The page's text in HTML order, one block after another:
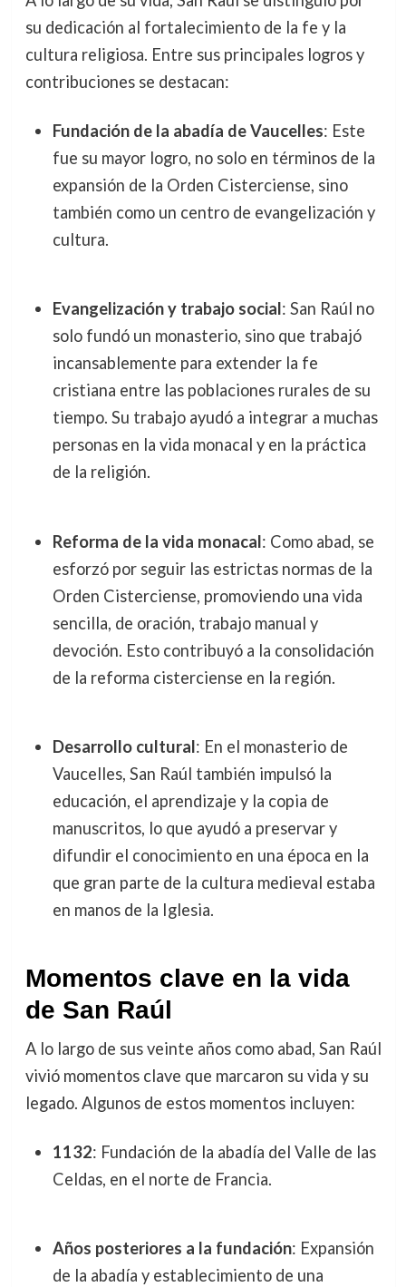
su dedicación al fortalecimiento de la fe y la
cultura religiosa. Entre sus principales logros y
contribuciones se destacan:
Fundación de la abadía de Vaucelles: Este
fue su mayor logro, no solo en términos de la
expansión de la Orden Cisterciense, sino
también como un centro de evangelización y
cultura.
Evangelización y trabajo social: San Raúl no
solo fundó un monasterio, sino que trabajó
incansablemente para extender la fe
cristiana entre las poblaciones rurales de su
tiempo. Su trabajo ayudó a integrar a muchas
personas en la vida monacal y en la práctica
de la religión.
Reforma de la vida monacal: Como abad, se
esforzó por seguir las estrictas normas de la
Orden Cisterciense, promoviendo una vida
sencilla, de oración, trabajo manual y
devoción. Esto contribuyó a la consolidación
de la reforma cisterciense en la región.
Desarrollo cultural: En el monasterio de
Vaucelles, San Raúl también impulsó la
educación, el aprendizaje y la copia de
manuscritos, lo que ayudó a preservar y
difundir el conocimiento en una época en la
que gran parte de la cultura medieval estaba
en manos de la Iglesia.
Momentos clave en la vida
de San Raúl
A lo largo de sus veinte años como abad, San Raúl
vivió momentos clave que marcaron su vida y su
legado. Algunos de estos momentos incluyen:
1132: Fundación de la abadía del Valle de las
Celdas, en el norte de Francia.
Años posteriores a la fundación: Expansión
de la abadía y establecimiento de una